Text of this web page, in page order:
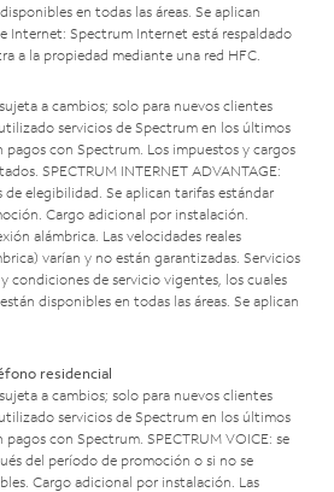
en todas las áreas. Se aplican
Internet: Spectrum Internet está respaldado
a la propiedad mediante una red HFC.
a cambios; solo para nuevos clientes
servicios de Spectrum en los últimos
pagos con Spectrum. Los impuestos y cargos
SPECTRUM INTERNET ADVANTAGE:
elegibilidad. Se aplican tarifas estándar
Cargo adicional por instalación.
alámbrica. Las velocidades reales
varían y no están garantizadas. Servicios
condiciones de servicio vigentes, los cuales
disponibles en todas las áreas. Se aplican
residencial
a cambios; solo para nuevos clientes
servicios de Spectrum en los últimos
con Spectrum. SPECTRUM VOICE: se
del período de promoción o si no se
Cargo adicional por instalación. Las